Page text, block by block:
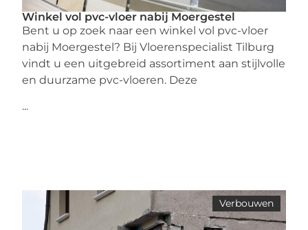
Winkel vol pvc-vloer nabij Moergestel
Bent u op zoek naar een winkel vol pvc-vloer
nabij Moergestel? Bij Vloerenspecialist Tilburg
vindt u een uitgebreid assortiment aan stijlvolle
en duurzame pvc-vloeren. Deze
...
Verbouwen